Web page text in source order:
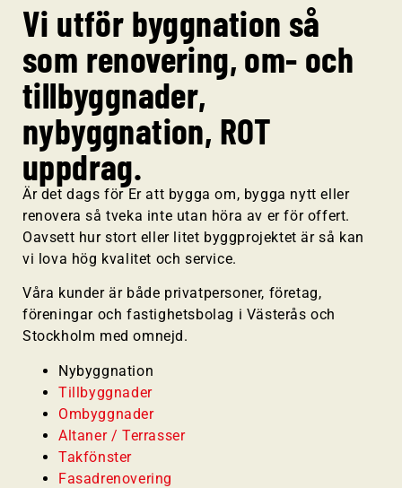
Vi utför byggnation så
som renovering, om- och
tillbyggnader,
nybyggnation, ROT
uppdrag.
Är det dags för Er att bygga om, bygga nytt eller
renovera så tveka inte utan höra av er för offert.
Oavsett hur stort eller litet byggprojektet är så kan
vi lova hög kvalitet och service.
Våra kunder är både privatpersoner, företag,
föreningar och fastighetsbolag i Västerås och
Stockholm med omnejd.
Nybyggnation
Tillbyggnader
Ombyggnader
Altaner / Terrasser
Takfönster
Fasadrenovering